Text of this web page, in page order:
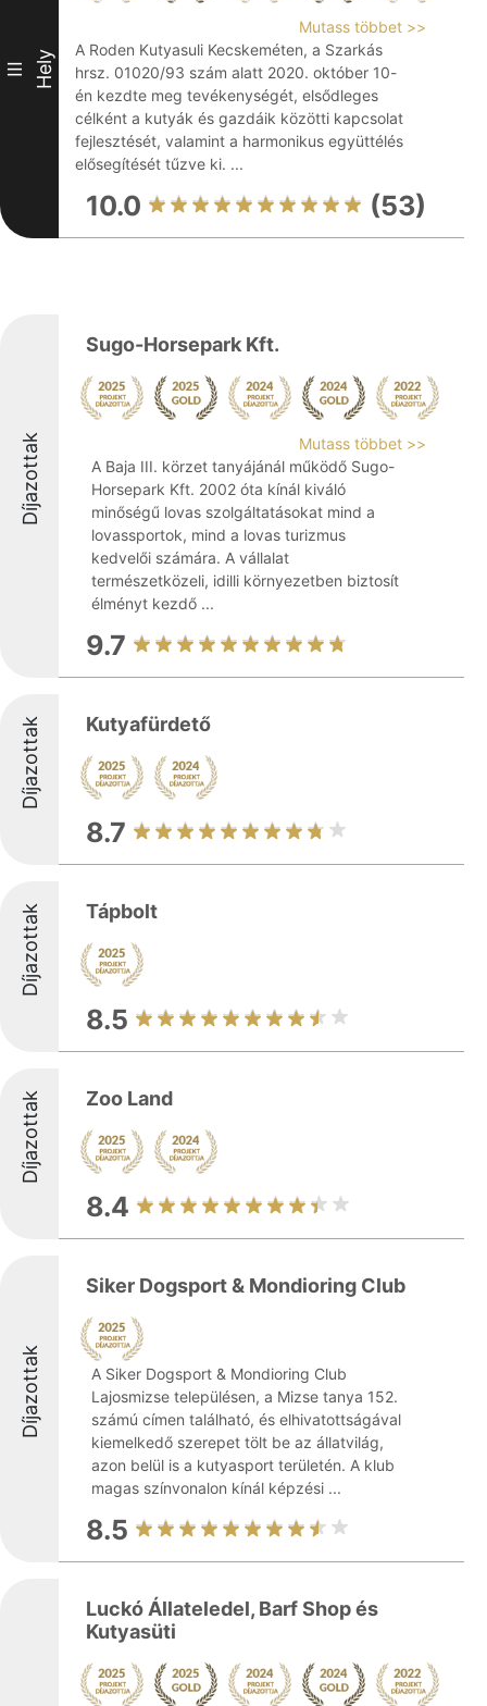
III Hely
Mutass többet >>
A Roden Kutyasuli Kecskeméten, a Szarkás
hrsz. 01020/93 szám alatt 2020. október 10-
én kezdte meg tevékenységét, elsődleges
célként a kutyák és gazdáik közötti kapcsolat
fejlesztését, valamint a harmonikus együttélés
elősegítését tűzve ki. ...
10.0 (53)
Díjazottak
Sugo-Horsepark Kft.
Mutass többet >>
A Baja III. körzet tanyájánál működő Sugo-
Horsepark Kft. 2002 óta kínál kiváló
minőségű lovas szolgáltatásokat mind a
lovassportok, mind a lovas turizmus
kedvelői számára. A vállalat
természetközeli, idilli környezetben biztosít
élményt kezdő ...
9.7
Díjazottak Kutyafürdető
8.7
Díjazottak Tápbolt
8.5
Díjazottak Zoo Land
8.4
Díjazottak
Siker Dogsport & Mondioring Club
A Siker Dogsport & Mondioring Club
Lajosmizse településen, a Mizse tanya 152.
számú címen található, és elhivatottságával
kiemelkedő szerepet tölt be az állatvilág,
azon belül is a kutyasport területén. A klub
magas színvonalon kínál képzési ...
8.5
Luckó Állateledel, Barf Shop és
Kutyasüti